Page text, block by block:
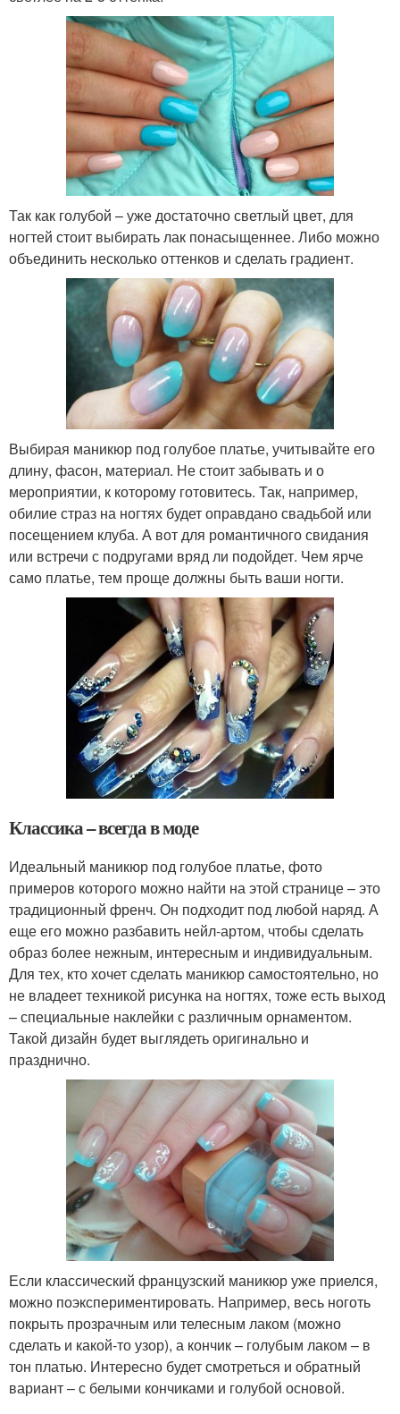
Так как голубой – уже достаточно светлый цвет, для
ногтей стоит выбирать лак понасыщеннее. Либо можно
объединить несколько оттенков и сделать градиент.
Выбирая маникюр под голубое платье, учитывайте его
длину, фасон, материал. Не стоит забывать и о
мероприятии, к которому готовитесь. Так, например,
обилие страз на ногтях будет оправдано свадьбой или
посещением клуба. А вот для романтичного свидания
или встречи с подругами вряд ли подойдет. Чем ярче
само платье, тем проще должны быть ваши ногти.
Классика – всегда в моде
Идеальный маникюр под голубое платье, фото
примеров которого можно найти на этой странице – это
традиционный френч. Он подходит под любой наряд. А
еще его можно разбавить нейл-артом, чтобы сделать
образ более нежным, интересным и индивидуальным.
Для тех, кто хочет сделать маникюр самостоятельно, но
не владеет техникой рисунка на ногтях, тоже есть выход
– специальные наклейки с различным орнаментом.
Такой дизайн будет выглядеть оригинально и
празднично.
Если классический французский маникюр уже приелся,
можно поэкспериментировать. Например, весь ноготь
покрыть прозрачным или телесным лаком (можно
сделать и какой-то узор), а кончик – голубым лаком – в
тон платью. Интересно будет смотреться и обратный
вариант – с белыми кончиками и голубой основой.